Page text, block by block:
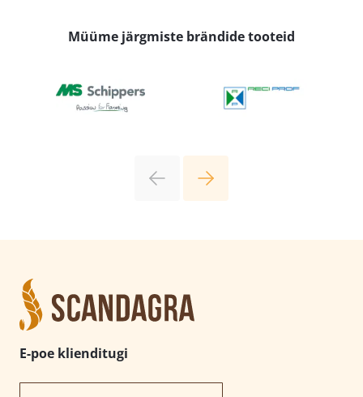
Müüme järgmiste brändide tooteid
E-poe klienditugi